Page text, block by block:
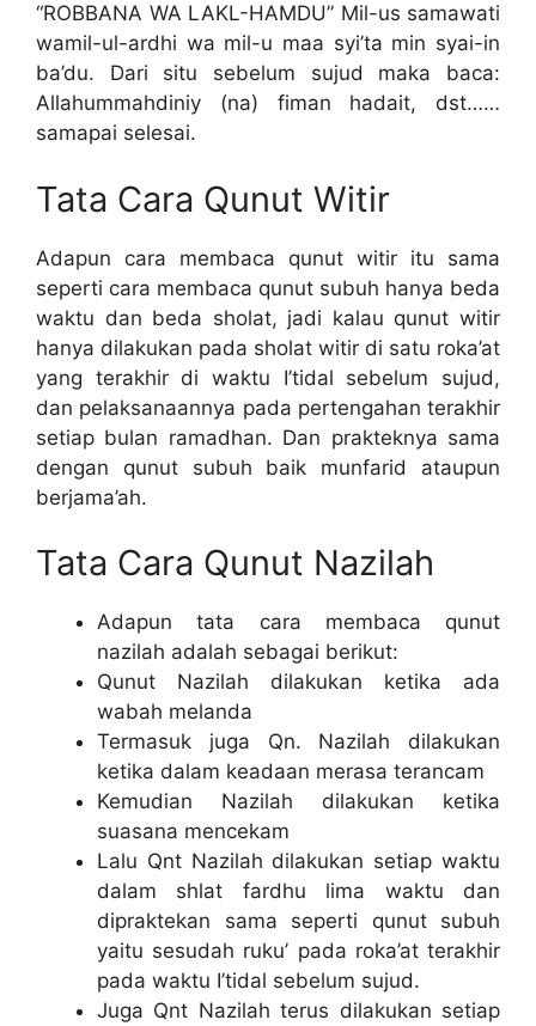
“ROBBANA WA LAKL-HAMDU” Mil-us samawati
wamil-ul-ardhi wa mil-u maa syi’ta min syai-in
ba’du. Dari situ sebelum sujud maka baca:
Allahummahdiniy (na) fiman hadait, dst……
samapai selesai.
Tata Cara Qunut Witir
Adapun cara membaca qunut witir itu sama
seperti cara membaca qunut subuh hanya beda
waktu dan beda sholat, jadi kalau qunut witir
hanya dilakukan pada sholat witir di satu roka’at
yang terakhir di waktu I’tidal sebelum sujud,
dan pelaksanaannya pada pertengahan terakhir
setiap bulan ramadhan. Dan prakteknya sama
dengan qunut subuh baik munfarid ataupun
berjama’ah.
Tata Cara Qunut Nazilah
Adapun tata cara membaca qunut
nazilah adalah sebagai berikut:
Qunut Nazilah dilakukan ketika ada
wabah melanda
Termasuk juga Qn. Nazilah dilakukan
ketika dalam keadaan merasa terancam
Kemudian Nazilah dilakukan ketika
suasana mencekam
Lalu Qnt Nazilah dilakukan setiap waktu
dalam shlat fardhu lima waktu dan
dipraktekan sama seperti qunut subuh
yaitu sesudah ruku’ pada roka’at terakhir
pada waktu I’tidal sebelum sujud.
Juga Qnt Nazilah terus dilakukan setiap